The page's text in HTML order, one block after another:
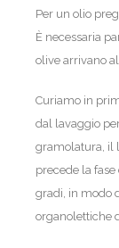
Per un olio
È necessaria
olive arrivano
Curiamo in
dal lavaggio
gramolatura, il
precede la
gradi, in modo
organolettiche